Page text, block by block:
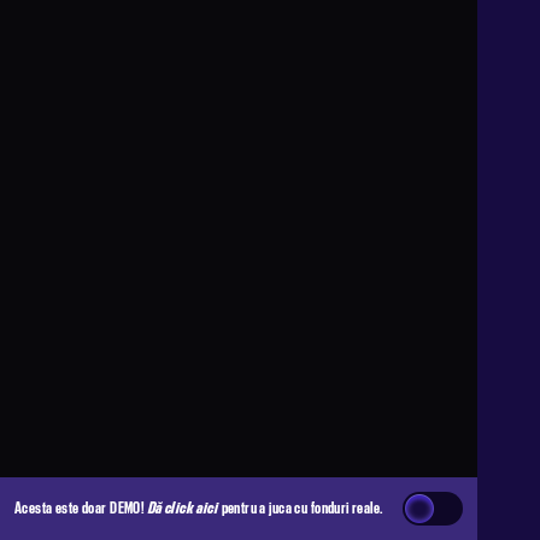
Acesta este doar DEMO!Dă click aicipentru a juca cu fonduri reale.